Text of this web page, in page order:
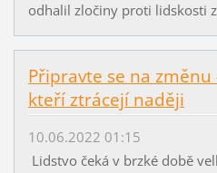
odhalil zločiny proti lidskosti
Připravte se na
kteří ztrácejí naději
10.06.2022 01:15
Lidstvo čeká v brzké době